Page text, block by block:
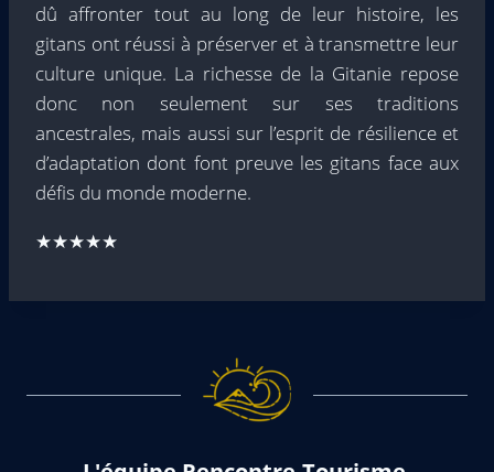
dû affronter tout au long de leur histoire, les
gitans ont réussi à préserver et à transmettre leur
culture unique. La richesse de la Gitanie repose
donc non seulement sur ses traditions
ancestrales, mais aussi sur l’esprit de résilience et
d’adaptation dont font preuve les gitans face aux
défis du monde moderne.
★★★★★